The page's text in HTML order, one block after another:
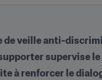
de veille anti-
supervise
à renforcer le